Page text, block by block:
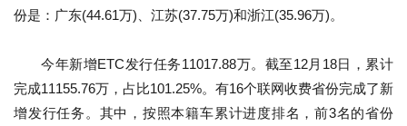
讯
份是：广东(44.61万)、江苏(37.75万)和浙江(35.96万)。
今年新增ETC发行任务11017.88万。截至12月18日，累计
完成11155.76万，占比101.25%。有16个联网收费省份完成了新
增发行任务。其中，按照本籍车累计进度排名，前3名的省份